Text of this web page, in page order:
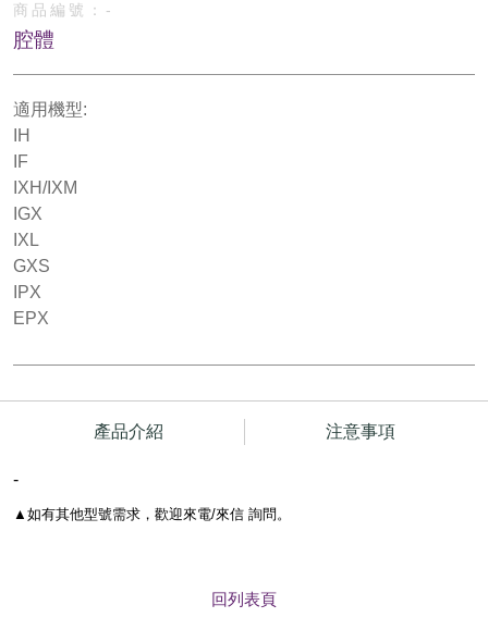
商品編號： -
腔體
適用機型:
IH
IF
IXH/IXM
IGX
IXL
GXS
IPX
EPX
產品介紹 注意事項
-
▲ 如有其他型號需求，歡迎來電/來信 詢問。
回列表頁